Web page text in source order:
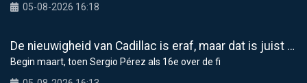
05-08-2026 16:18
De nieuwigheid van Cadillac is eraf, maar dat is juist een compliment
Begin maart, toen Sergio Pérez als 16e over de fi